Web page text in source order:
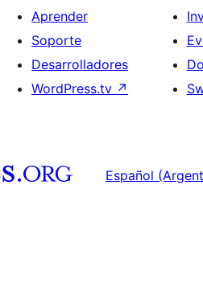
Aprender
Soporte
Desarrolladores
WordPress.tv ↗
Español